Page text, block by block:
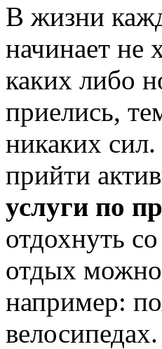
В жизни
начинает не
каких либо
приелись,
никаких
прийти
услуги по
отдохнуть
отдых можно
например:
велосипедах.